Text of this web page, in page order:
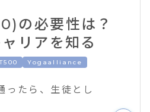
の必要性は？
リアを知る
Yogaalliance
ったら、生徒とし